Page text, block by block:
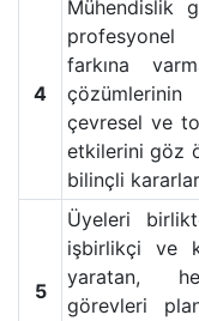
4
Mühendislik
farkına
çözümlerinin
çevresel ve
etkilerini göz
bilinçli
5
Üyeleri
işbirlikçi ve
yaratan,
görevleri